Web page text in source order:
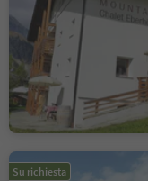
Su richiesta